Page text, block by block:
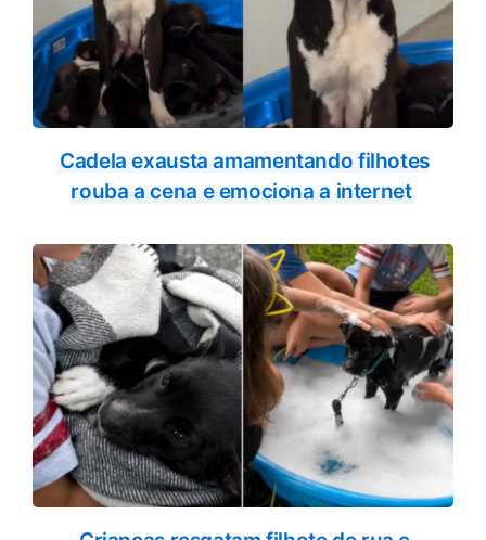
Cadela exausta amamentando filhotes
rouba a cena e emociona a internet